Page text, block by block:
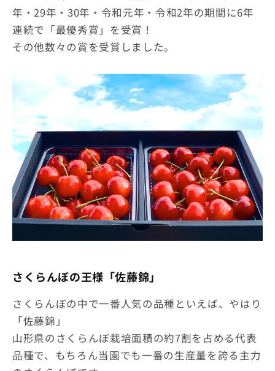
年・29年・30年・令和元年・令和2年の期間に6年
連続で「最優秀賞」を受賞！
その他数々の賞を受賞しました。
さくらんぼの王様「佐藤錦」
さくらんぼの中で一番人気の品種といえば、やはり
「佐藤錦」
山形県のさくらんぼ栽培面積の約7割を占める代表
品種で、もちろん当園でも一番の生産量を誇る主力